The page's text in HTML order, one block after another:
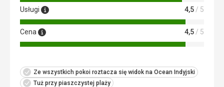
pomocą Google Translate
Usługi 4,5 / 5
Cena 4,5 / 5
Ze wszystkich pokoi roztacza się widok na Ocean Indyjski
Tuż przy piaszczystej plaży